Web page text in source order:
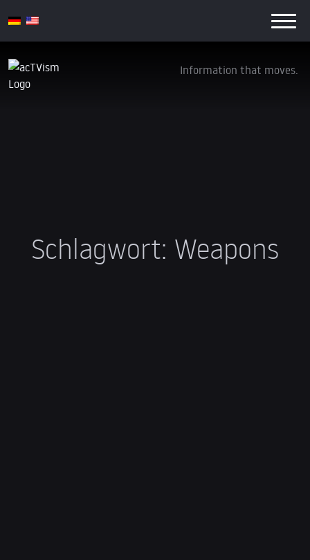
Information that moves.
Schlagwort: Weapons